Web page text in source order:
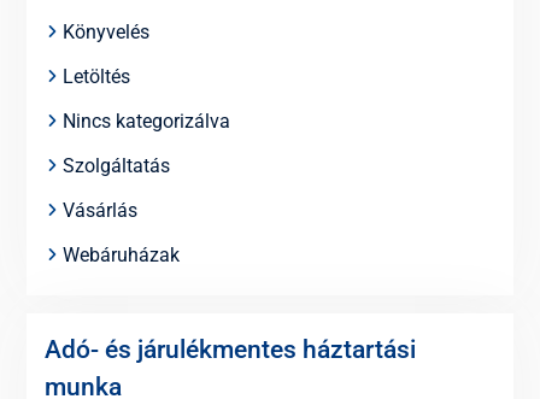
Könyvelés
Letöltés
Nincs kategorizálva
Szolgáltatás
Vásárlás
Webáruházak
Adó- és járulékmentes háztartási
munka